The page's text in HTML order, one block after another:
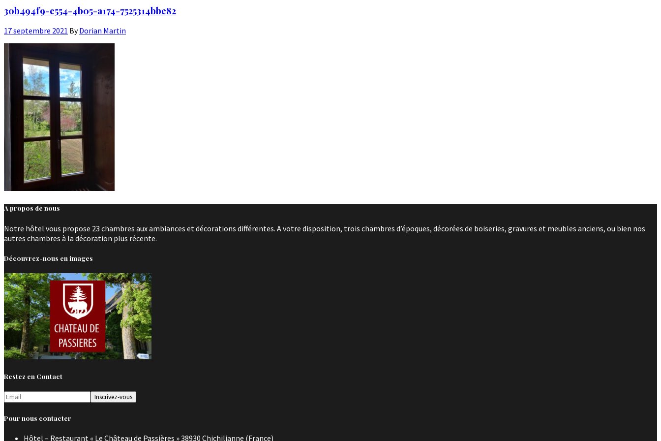
30b494f9-e554-4b05-a174-7525314bbe82
17 septembre 2021 ByDorian Martin
A propos de nous
Notre hôtel vous propose 23 chambres aux ambiances et décorations différentes. A votre disposition, trois chambres d’époques, décorées de boiseries, gravures et meubles anciens, ou bien nos
autres chambres à la décoration plus récente.
Découvrez-nous en images
Restez en Contact
Pour nous contacter
Hôtel – Restaurant « Le Château de Passières » 38930 Chichilianne (France)